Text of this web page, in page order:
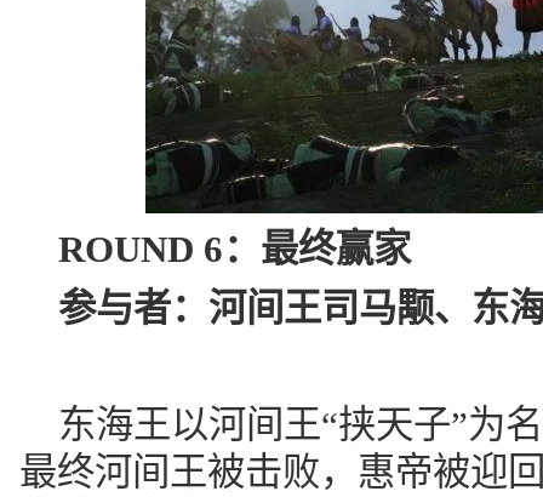
ROUND 6： 最终赢家
参与者： 河间王司马颙、东
东海王以河间王“挟天子”为
最终河间王被击败，惠帝被迎